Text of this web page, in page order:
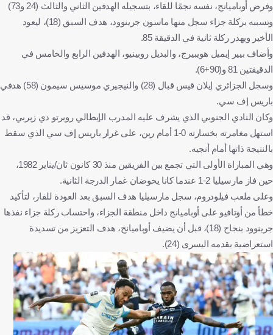
وفرض أوباميانج، نفسه نجمًا للقاء، بتسجيله الهدفين الثاني والثالث (24 و73)
وتسببه بركلة جزاء سجل منها ماسون جرينوود، هدف السبق (18)، ليعود
الأخير ويهدر ركلة ثانية في الدقيقة 85.
وأضاف بيير إيميل هويبيرج، والبديل روبينيو، الهدفين الرابع والخامس في
الدقيقتين 81 و(90+6).
وسجل الجزائري إيلان قيس قبال (28) والنيجيري موسيس سيمون (58) هدفي
باريس إف سي.
وكان النادي الجنوبي الذي يشرف عليه المدرب الإيطالي روبرتو دي زيربي، قد
استهل مغامرته بخسارته 0-1 أمام رين، على غرار باريس إف سي الذي سقط
بالنتيجة ذاتها أمام أنجيه.
وهي المباراة الأولى التي تجمع بين الفريقين منذ 30 كانون ثان/يناير 1982،
حين فاز مارسيليا 2-1 عندما كانا يخوضان غمار الدرجة الثانية.
وعلى ملعب فيلودروم، سجل مارسيليا هدف السبق بعد العودة للفار، لتأكيد
خطأ من أوتافيو على أوباميانج داخل منطقة الجزاء، واحتساب ركلة جزاء نفذها
جرينوود بنجاح (18)، قبل أن يضيف أوباميانج، هدف التعزيز من تسديدة
استعراضية بقدمه اليسرى (24).